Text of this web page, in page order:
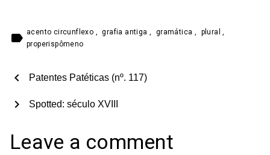
label acento circunflexo , grafia antiga, gramática , plural,
properispômeno
chevron_left Patentes Patéticas (nº. 117)
Spotted: século XVIII
chevron_right
Leave a comment